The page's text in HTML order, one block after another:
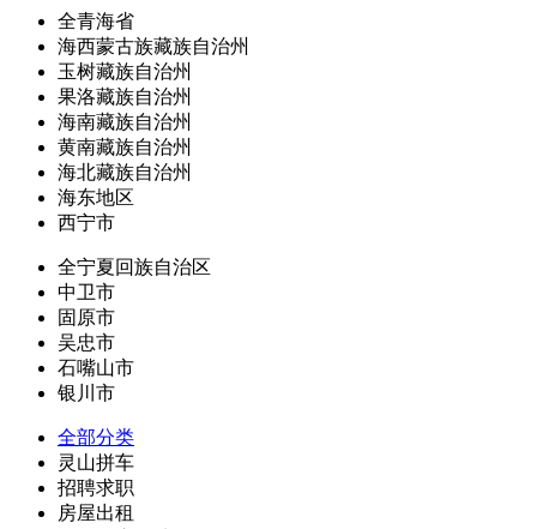
全青海省
海西蒙古族藏族自治州
玉树藏族自治州
果洛藏族自治州
海南藏族自治州
黄南藏族自治州
海北藏族自治州
海东地区
西宁市
全宁夏回族自治区
中卫市
固原市
吴忠市
石嘴山市
银川市
全部分类
灵山拼车
招聘求职
房屋出租